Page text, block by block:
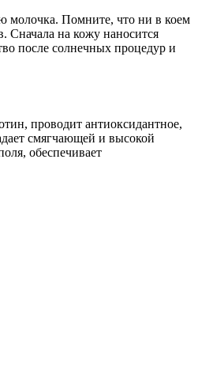
молочка. Помните, что ни в коем
Сначала на кожу наносится
после солнечных процедур и
проводит антиоксидантное,
смягчающей и высокой
обеспечивает